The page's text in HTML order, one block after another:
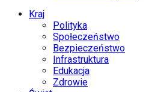
Kraj
Polityka
Społeczeństwo
Bezpieczeństwo
Infrastruktura
Edukacja
Zdrowie